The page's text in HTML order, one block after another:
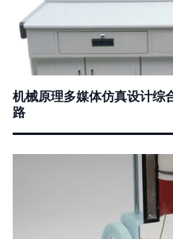
机械原理多媒体仿真设计综
路